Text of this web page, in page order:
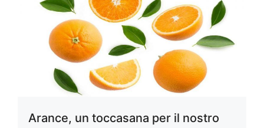
Arance, un toccasana per il nostro